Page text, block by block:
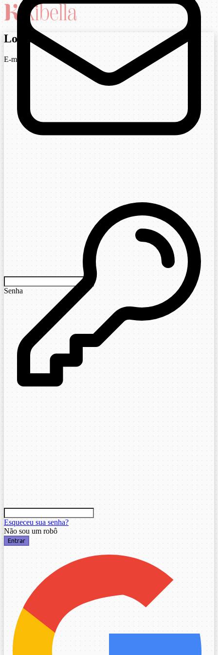
Login
E-mail
Senha
Esqueceu sua senha?
Não sou um robô
Entrar